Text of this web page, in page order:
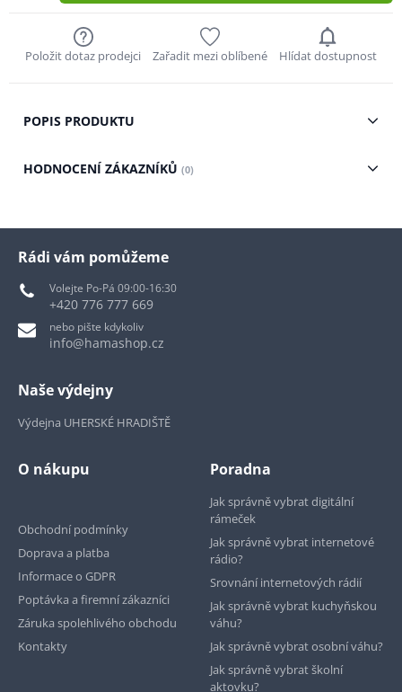
Položit dotaz prodejci Zařadit mezi oblíbené Hlídat dostupnost
POPIS PRODUKTU
HODNOCENÍ ZÁKAZNÍKŮ (0)
Rádi vám pomůžeme
Volejte Po-Pá 09:00-16:30
+420 776 777 669
nebo pište kdykoliv
info@hamashop.cz
Naše výdejny
Výdejna UHERSKÉ HRADIŠTĚ
O nákupu
Obchodní podmínky
Doprava a platba
Informace o GDPR
Poptávka a firemní zákazníci
Záruka spolehlivého obchodu
Kontakty
Poradna
Jak správně vybrat digitální
rámeček
Jak správně vybrat internetové
rádio?
Srovnání internetových rádií
Jak správně vybrat kuchyňskou
váhu?
Jak správně vybrat osobní váhu?
Jak správně vybrat školní
aktovku?